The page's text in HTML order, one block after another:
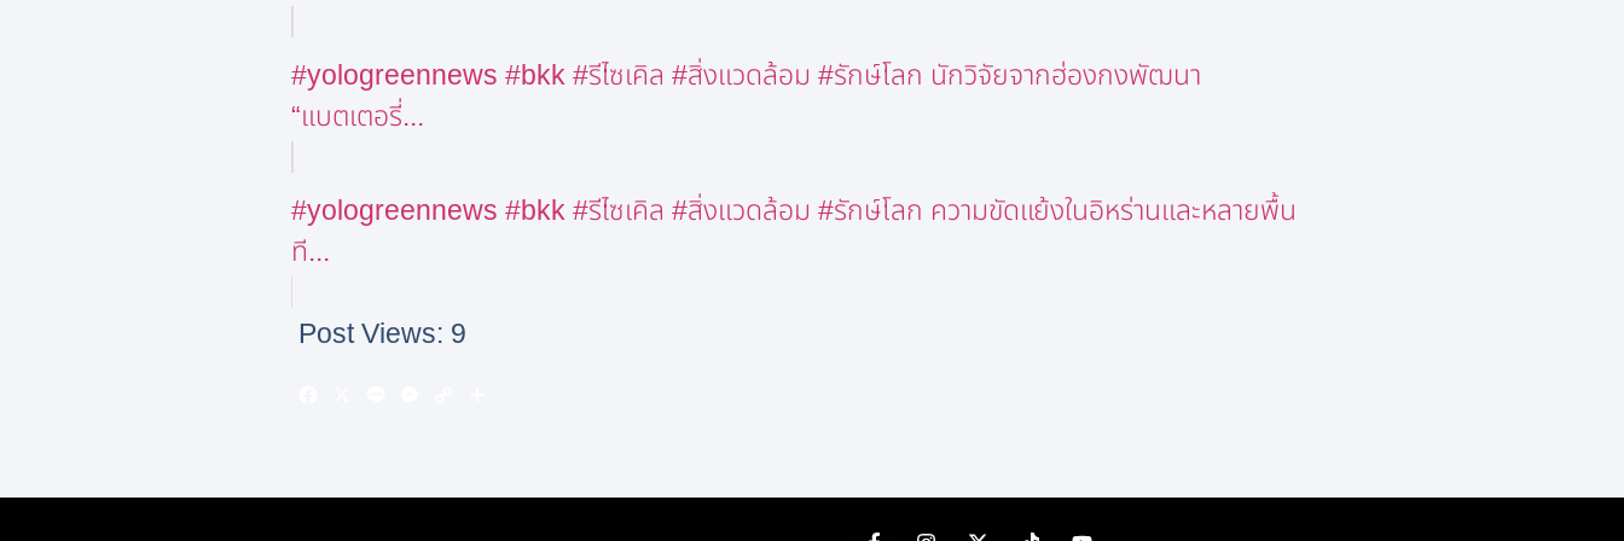
#yologreennews #bkk #รีไซเคิล #สิ่งแวดล้อม #รักษ์โลก นักวิจัยจากฮ่องกงพัฒนา
“แบตเตอรี่...
#yologreennews #bkk #รีไซเคิล #สิ่งแวดล้อม #รักษ์โลก ความขัดแย้งในอิหร่านและหลายพื้น
ที...
Post Views: 9